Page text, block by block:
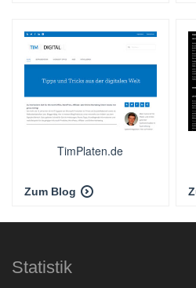
TimPlaten.de
Zum Blog
Statistik